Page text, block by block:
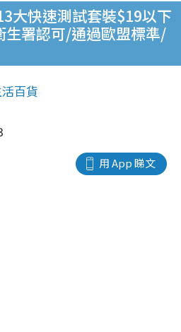
大快速測試套裝$19以下
生署認可/通過歐盟標準/
百貨
用 App 睇文